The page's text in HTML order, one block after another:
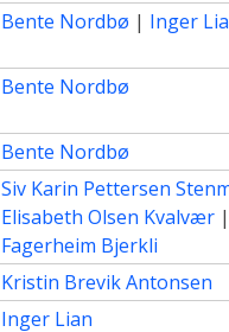
Bente Nordbø | Inger
Bente Nordbø
Bente Nordbø
Siv Karin Pettersen
Elisabeth Olsen Kvalvær
Fagerheim Bjerkli
Kristin Brevik Antonsen
Inger Lian